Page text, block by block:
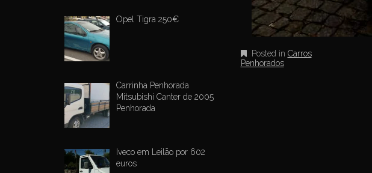
Posted in Carros
Penhorados
Opel Tigra 250€
Carrinha Penhorada
Mitsubishi Canter de 2005
Penhorada
Iveco em Leilão por 602
euros